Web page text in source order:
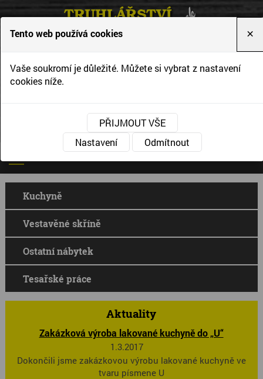
přání
Kuchyně
Vestavěné skříně
Ostatní nábytek
Tesařské práce
Aktuality
Zakázková výroba lakované kuchyně do „U“
1.3.2017
Dokončili jsme zakázkovou výrobu lakované kuchyně ve
tvaru písmene U
Tento web používá cookies ×
Vaše soukromí je důležité. Můžete si vybrat z nastavení
cookies níže.
PŘIJMOUT VŠE
Nastavení
Odmítnout